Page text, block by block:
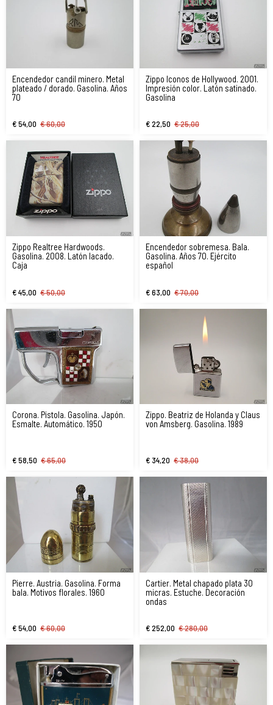
Encendedor candil minero. Metal
plateado / dorado. Gasolina. Años
70
€ 54,00 € 60,00
Zippo Iconos de Hollywood. 2001.
Impresión color. Latón satinado.
Gasolina
€ 22,50 € 25,00
Zippo Realtree Hardwoods.
Gasolina. 2008. Latón lacado.
Caja
€ 45,00 € 50,00
Encendedor sobremesa. Bala.
Gasolina. Años 70. Ejército
español
€ 63,00 € 70,00
Corona. Pistola. Gasolina. Japón.
Esmalte. Automático. 1950
€ 58,50 € 65,00
Zippo. Beatriz de Holanda y Claus
von Amsberg. Gasolina. 1989
€ 34,20 € 38,00
Pierre. Austria. Gasolina. Forma
bala. Motivos florales. 1960
€ 54,00 € 60,00
Cartier. Metal chapado plata 30
micras. Estuche. Decoración
ondas
€ 252,00 € 280,00